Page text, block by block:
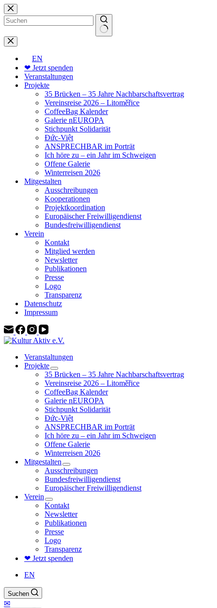
Zum
Inhalt
springen
Keine
Ergebnisse
EN
❤ Jetzt spenden
Veranstaltungen
Projekte
35 Brücken – 35 Jahre Nachbarschaftsvertrag
Vereinsreise 2026 – Litoměřice
CoffeeBag Kalender
Galerie nEUROPA
Stichpunkt Solidarität
Đức-Việt
ANSPRECHBAR im Porträt
Ich höre zu – ein Jahr im Schweigen
Offene Galerie
Winterreisen 2026
Mitgestalten
Ausschreibungen
Kooperationen
Projektkoordination
Europäischer Freiwilligendienst
Bundesfreiwilligendienst
Verein
Kontakt
Mitglied werden
Newsletter
Publikationen
Presse
Logo
Transparenz
Datenschutz
Impressum
Veranstaltungen
Projekte
35 Brücken – 35 Jahre Nachbarschaftsvertrag
Vereinsreise 2026 – Litoměřice
CoffeeBag Kalender
Galerie nEUROPA
Stichpunkt Solidarität
Đức-Việt
ANSPRECHBAR im Porträt
Ich höre zu – ein Jahr im Schweigen
Offene Galerie
Winterreisen 2026
Mitgestalten
Ausschreibungen
Bundesfreiwilligendienst
Europäischer Freiwilligendienst
Verein
Kontakt
Newsletter
Publikationen
Presse
Logo
Transparenz
❤ Jetzt spenden
EN
Suchen
✉